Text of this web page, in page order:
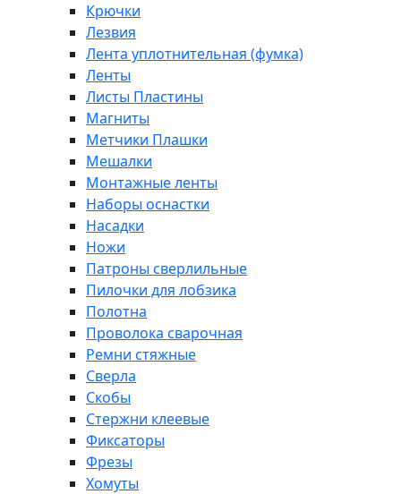
Крючки
Лезвия
Лента уплотнительная (фумка)
Ленты
Листы Пластины
Магниты
Метчики Плашки
Мешалки
Монтажные ленты
Наборы оснастки
Насадки
Ножи
Патроны сверлильные
Пилочки для лобзика
Полотна
Проволока сварочная
Ремни стяжные
Сверла
Скобы
Стержни клеевые
Фиксаторы
Фрезы
Хомуты